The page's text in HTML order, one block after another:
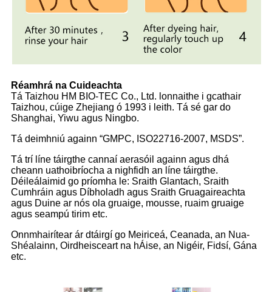
Réamhrá na Cuideachta
Tá Taizhou HM BIO-TEC Co., Ltd. lonnaithe i gcathair
Taizhou, cúige Zhejiang ó 1993 i leith. Tá sé gar do
Shanghai, Yiwu agus Ningbo.
Tá deimhniú againn “GMPC, ISO22716-2007, MSDS”.
Tá trí líne táirgthe cannaí aerasóil againn agus dhá
cheann uathoibríocha a nighfidh an líne táirgthe.
Déileálaimid go príomha le: Sraith Glantach, Sraith
Cumhráin agus Díbholadh agus Sraith Gruagaireachta
agus Duine ar nós ola gruaige, mousse, ruaim gruaige
agus seampú tirim etc.
Onnmhairítear ár dtáirgí go Meiriceá, Ceanada, an Nua-
Shéalainn, Oirdheisceart na hÁise, an Nigéir, Fidsí, Gána
etc.